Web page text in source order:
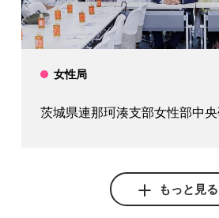
女性局
茨城県連那珂湊支部女性部中
もっと見る